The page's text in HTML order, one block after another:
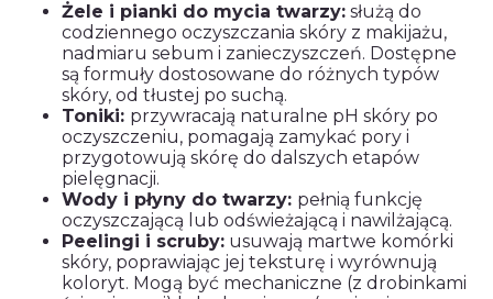
Żele i pianki do mycia twarzy: służą do
codziennego oczyszczania skóry z makijażu,
nadmiaru sebum i zanieczyszczeń. Dostępne
są formuły dostosowane do różnych typów
skóry, od tłustej po suchą.
Toniki: przywracają naturalne pH skóry po
oczyszczeniu, pomagają zamykać pory i
przygotowują skórę do dalszych etapów
pielęgnacji.
Wody i płyny do twarzy: pełnią funkcję
oczyszczającą lub odświeżającą i nawilżającą.
Peelingi i scruby: usuwają martwe komórki
skóry, poprawiając jej teksturę i wyrównują
koloryt. Mogą być mechaniczne (z drobinkami